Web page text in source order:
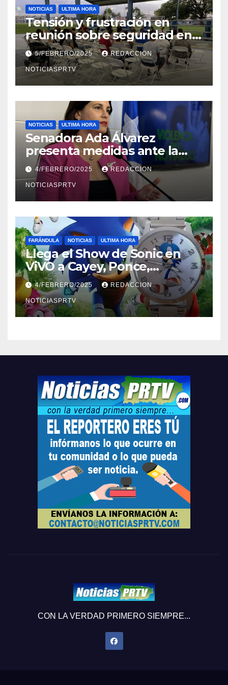
NOTICIAS ULTIMA HORA
Tensión y frustración en
reunión sobre seguridad en
Reparto Metropolitano
5/FEBRERO/2025 REDACCION
NOTICIASPRTV
NOTICIAS ULTIMA HORA
Senadora Ada Álvarez
presenta medidas ante la
violencia en el noviazgo
4/FEBRERO/2025 REDACCION
NOTICIASPRTV
FARÁNDULA NOTICIAS ULTIMA HORA
Llega el Show de Sonic en
ViVO a Cayey, Ponce,
Barceloneta y Humacao,
Relojes gratis para el que
compre ahora….
4/FEBRERO/2025 REDACCION
NOTICIASPRTV
CON LA VERDAD PRIMERO SIEMPRE...